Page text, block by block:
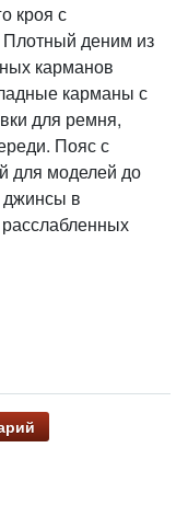
кроя с
деним из
карманов
карманы с
для ремня,
Пояс с
для моделей до
джинсы в